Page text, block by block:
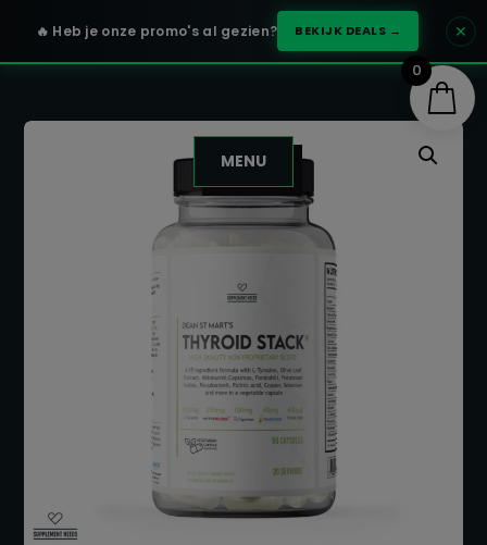
🔥 Heb je onze promo's al gezien? BEKIJK DEALS → ✕
MENU
0